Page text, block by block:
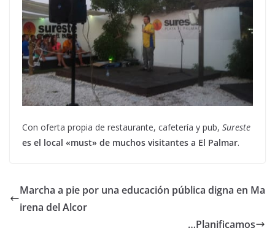
Con oferta propia de restaurante, cafetería y pub, Sureste
es el local «must» de muchos visitantes a El Palmar.
Marcha a pie por una educación pública digna en Ma
irena del Alcor
…Planificamos